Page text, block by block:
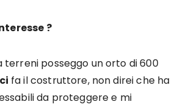
?
terreni posseggo un orto di 600
fa il costruttore, non direi che ha
da proteggere e mi